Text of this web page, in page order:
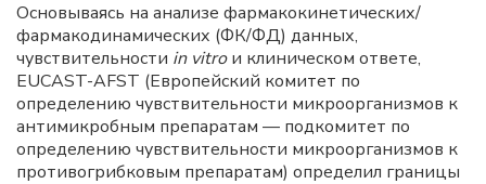
Основываясь на анализе фармакокинетических/
фармакодинамических (ФК/ФД) данных,
чувствительности in vitroи клиническом ответе,
EUCAST-AFST (Европейский комитет по
определению чувствительности микроорганизмов к
антимикробным препаратам — подкомитет по
определению чувствительности микроорганизмов к
противогрибковым препаратам) определил границы